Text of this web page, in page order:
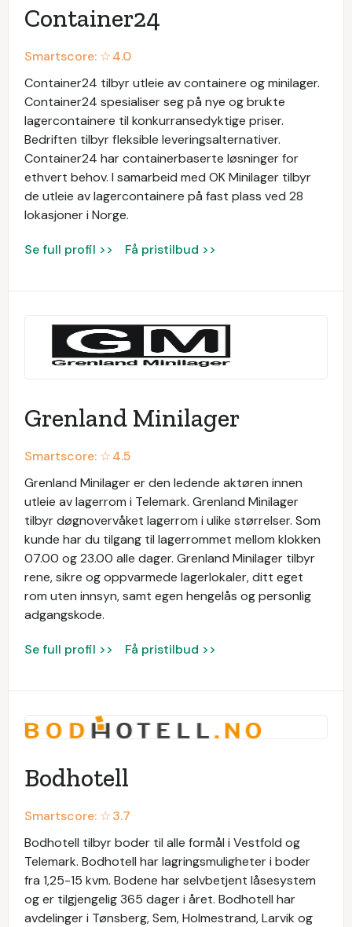
Container24
Smartscore: ☆4.0
Container24 tilbyr utleie av containere og minilager.
Container24 spesialiser seg på nye og brukte
lagercontainere til konkurransedyktige priser.
Bedriften tilbyr fleksible leveringsalternativer.
Container24 har containerbaserte løsninger for
ethvert behov. I samarbeid med OK Minilager tilbyr
de utleie av lagercontainere på fast plass ved 28
lokasjoner i Norge.
Se full profil >> Få pristilbud >>
Grenland Minilager
Smartscore: ☆4.5
Grenland Minilager er den ledende aktøren innen
utleie av lagerrom i Telemark. Grenland Minilager
tilbyr døgnovervåket lagerrom i ulike størrelser. Som
kunde har du tilgang til lagerrommet mellom klokken
07.00 og 23.00 alle dager. Grenland Minilager tilbyr
rene, sikre og oppvarmede lagerlokaler, ditt eget
rom uten innsyn, samt egen hengelås og personlig
adgangskode.
Se full profil >> Få pristilbud >>
Bodhotell
Smartscore: ☆3.7
Bodhotell tilbyr boder til alle formål i Vestfold og
Telemark. Bodhotell har lagringsmuligheter i boder
fra 1,25-15 kvm. Bodene har selvbetjent låsesystem
og er tilgjengelig 365 dager i året. Bodhotell har
avdelinger i Tønsberg, Sem, Holmestrand, Larvik og